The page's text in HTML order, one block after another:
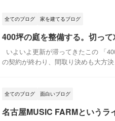
全てのブログ 家を建てるブログ
400坪の庭を整備する。切っ
いよいよ更新が滞ってきたこの 「
の契約が終わり、間取り決めも大方
全てのブログ 面白いブログ
名古屋MUSIC FARMというラ